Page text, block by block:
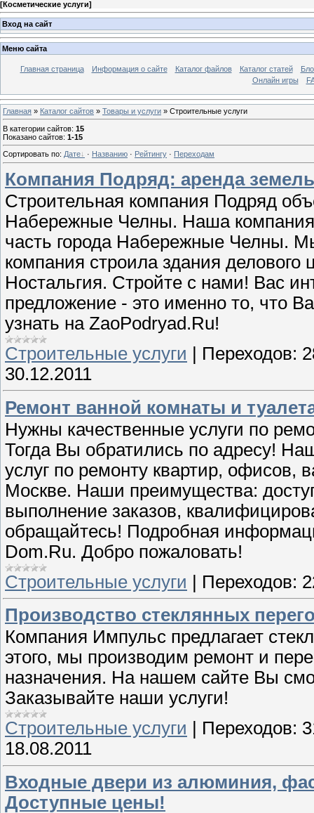
[Косметические услуги]
Вход на сайт
Меню сайта
Главная страница Информация о сайте Каталог файлов Каталог статей
Онлайн игры
Главная » Каталог сайтов » Товары и услуги » Строительные услуги
В категории сайтов: 15
Показано сайтов: 1-15
Сортировать по: Дате · Названию · Рейтингу · Переходам
Компания Подряд: аренда
Строительная компания Подряд
Набережные Челны. Наша
часть города Набережные Челны.
компания строила здания
Ностальгия. Стройте с нами! Вас
предложение - это именно то, что
узнать на ZaoPodryad.Ru!
Строительные услуги
Переходов:
30.12.2011
Ремонт ванной комнаты и
Нужны качественные услуги по
Тогда Вы обратились по адресу!
услуг по ремонту квартир, офисов,
Москве. Наши преимущества:
выполнение заказов,
обращайтесь! Подробная
Dom.Ru. Добро пожаловать!
Строительные услуги | Переходов:
Производство стеклянных
Компания Импульс предлагает
этого, мы производим ремонт и
назначения. На нашем сайте Вы
Заказывайте наши услуги!
Строительные услуги
Переходов:
18.08.2011
Входные двери из алюминия,
Доступные цены!